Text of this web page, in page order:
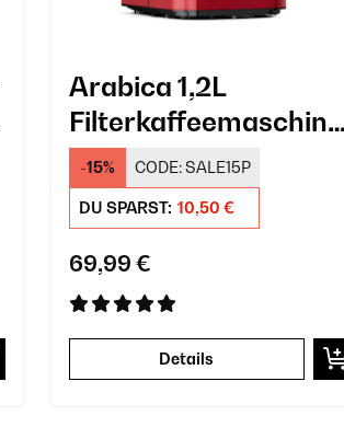
Arabica 1,2L
Filterkaffeemaschine
10 Tassen Rot
-15% CODE:SALE15P
DU SPARST: 10,50 €
69,99 €
Details